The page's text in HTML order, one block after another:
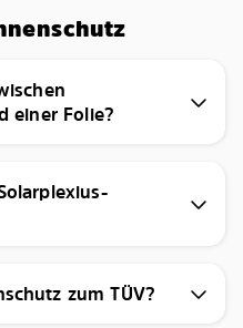
einer Folie?
zum TÜV?